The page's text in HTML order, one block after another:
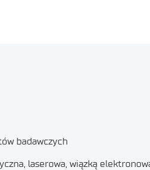
badawczych
laserowa, wiązką